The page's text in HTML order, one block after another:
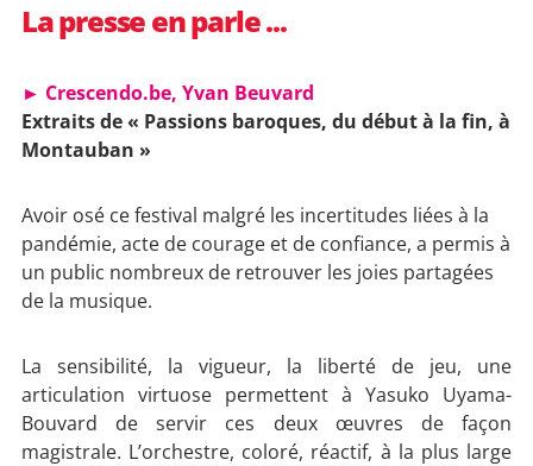
La presse en parle ...
► Crescendo.be, Yvan Beuvard
Extraits de « Passions baroques, du début à la fin, à
Montauban »
Avoir osé ce festival malgré les incertitudes liées à la
pandémie, acte de courage et de confiance, a permis à
un public nombreux de retrouver les joies partagées
de la musique.
La sensibilité, la vigueur, la liberté de jeu, une
articulation virtuose permettent à Yasuko Uyama-
Bouvard de servir ces deux œuvres de façon
magistrale. L’orchestre, coloré, réactif, à la plus large